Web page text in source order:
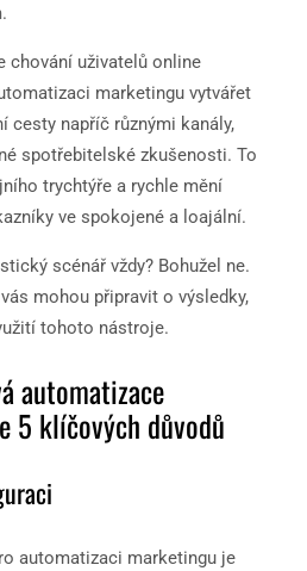
chování uživatelů online
marketingu vytvářet
cesty napříč různými kanály,
spotřebitelské zkušenosti. To
trychtýře a rychle mění
ve spokojené a loajální.
scénář vždy? Bohužel ne.
mohou připravit o výsledky,
tohoto nástroje.
automatizace
5 klíčových důvodů
automatizaci marketingu je